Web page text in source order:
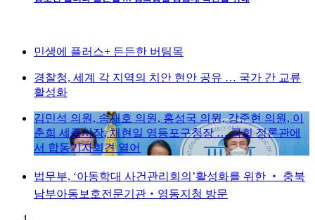
민생에 플러스+ 든든한 버팀목
경찰청, 세계 각 지역의 치안 현안 공유 … 국가 간 교류
활성화
김민석 의원, 송재호 의원, 홍성국 의원, 강준현 의원, 이
춘희 세종시장, 채현일 영등포구청장 … 국회 정론관에
서 합동기자회견 열어
법무부, ‘아동학대 사건관리회의’활성화를 위한 ‧ 충북
남부아동보호전문기관‧영동지청 방문